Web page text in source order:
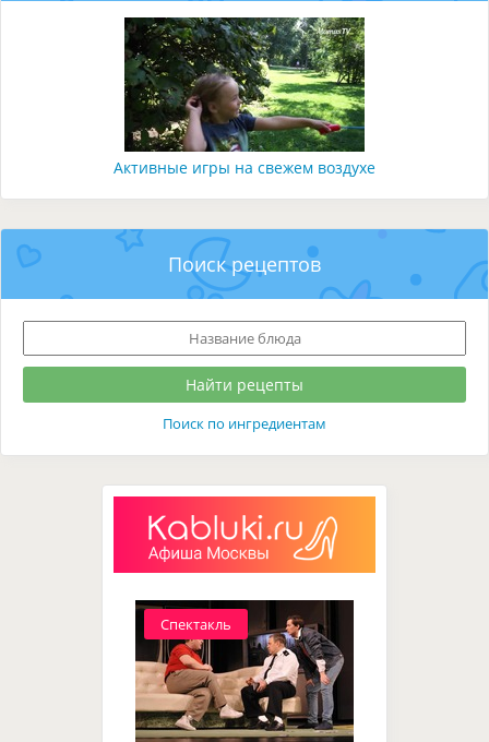
Активные игры на свежем воздухе
Поиск рецептов
Поиск по ингредиентам
Спектакль